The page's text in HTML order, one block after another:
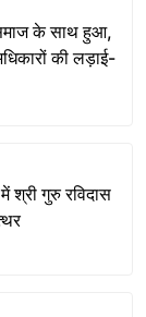
के साथ हुआ,
की लड़ाई-
श्री गुरु रविदास